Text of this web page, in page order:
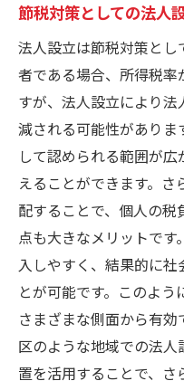
顧客フィード
製品・サービ
ニッチ市場を
競合分析によ
法人設立後の競争
人材育成と組
技術革新によ
顧客ロイヤリ
法人化後のリ
継続的な業績
事業拡大のた
手稲区での法人設
節税対策としての法人
法人設立は節税対策とし
者である場合、所得税
すが、法人設立により
減される可能性がありま
して認められる範囲が
えることができます。
配することで、個人の
点も大きなメリットで
入しやすく、結果的に
とが可能です。このよ
さまざまな側面から有
区のような地域での法
置を活用することで、